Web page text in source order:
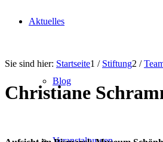
Aktuelles
Blog
Sie sind hier: Startseite1 / Stiftung2 /
Christiane